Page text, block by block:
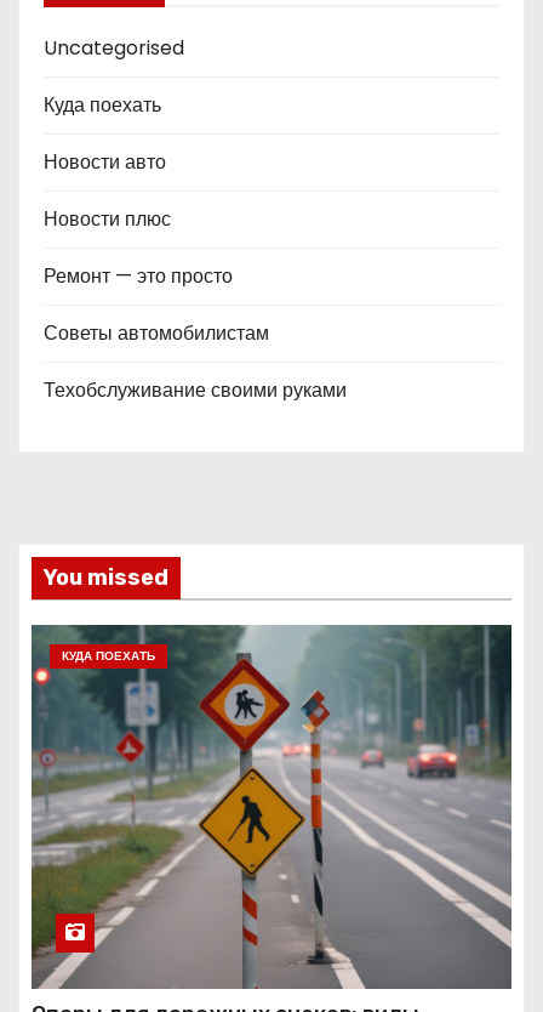
Uncategorised
Куда поехать
Новости авто
Новости плюс
Ремонт — это просто
Советы автомобилистам
Техобслуживание своими руками
You missed
КУДА ПОЕХАТЬ